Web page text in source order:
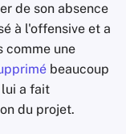
de son absence
à l'offensive et a
comme une
beaucoup
a fait
du projet.